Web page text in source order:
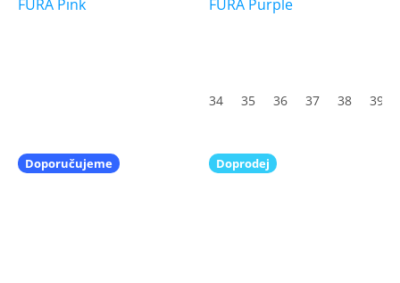
FURA Pink FURA Purple
34 35 36 37 38 39
Doporučujeme Doprodej